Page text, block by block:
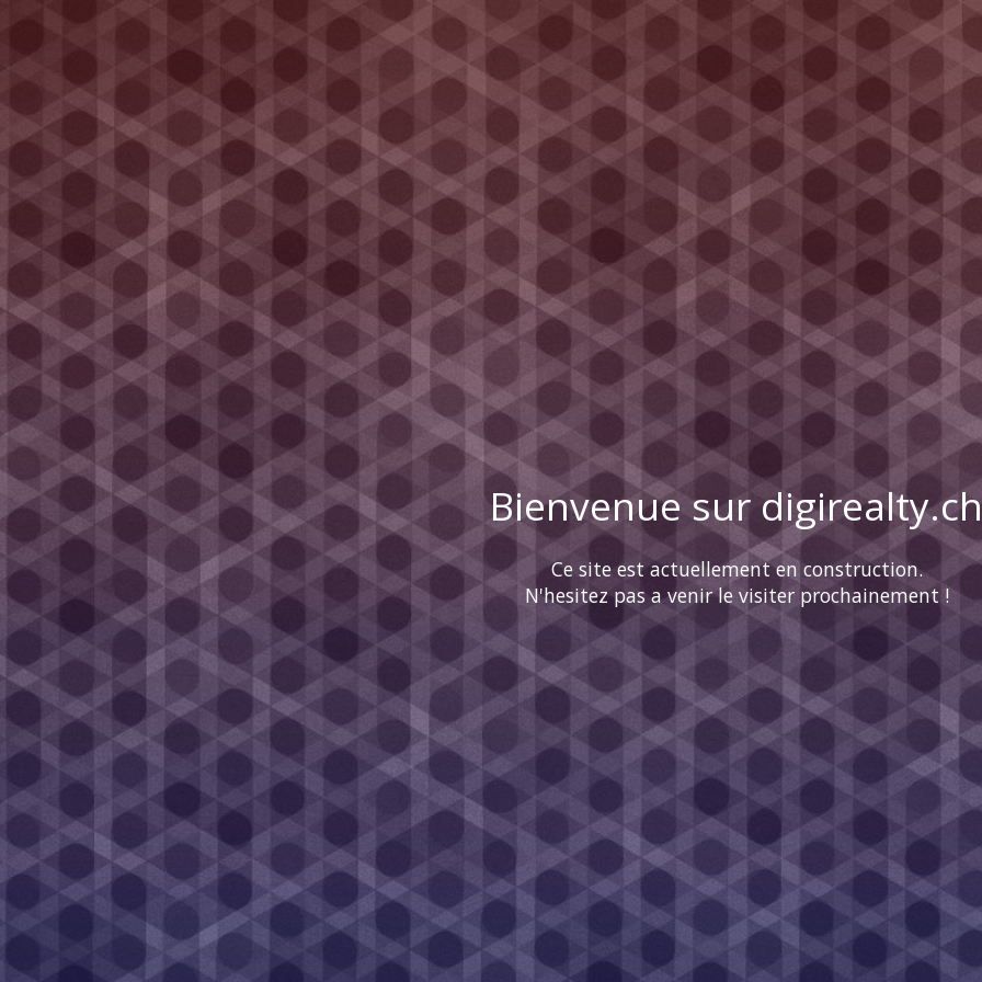
Bienvenue sur digirealty.ch
Ce site est actuellement en construction.
N'hesitez pas a venir le visiter prochainement !